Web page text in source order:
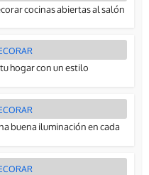
cocinas abiertas al salón
hogar con un estilo
buena iluminación en cada